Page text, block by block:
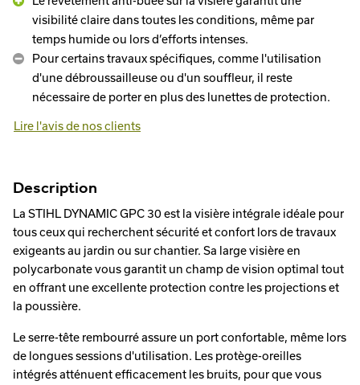
visibilité claire dans toutes les conditions, même par
temps humide ou lors d’efforts intenses.
Pour certains travaux spécifiques, comme l'utilisation
d'une débroussailleuse ou d'un souffleur, il reste
nécessaire de porter en plus des lunettes de protection.
Lire l'avis de nos clients
Description
La STIHL DYNAMIC GPC 30 est la visière intégrale idéale pour
tous ceux qui recherchent sécurité et confort lors de travaux
exigeants au jardin ou sur chantier. Sa large visière en
polycarbonate vous garantit un champ de vision optimal tout
en offrant une excellente protection contre les projections et
la poussière.
Le serre-tête rembourré assure un port confortable, même lors
de longues sessions d'utilisation. Les protège-oreilles
intégrés atténuent efficacement les bruits, pour que vous